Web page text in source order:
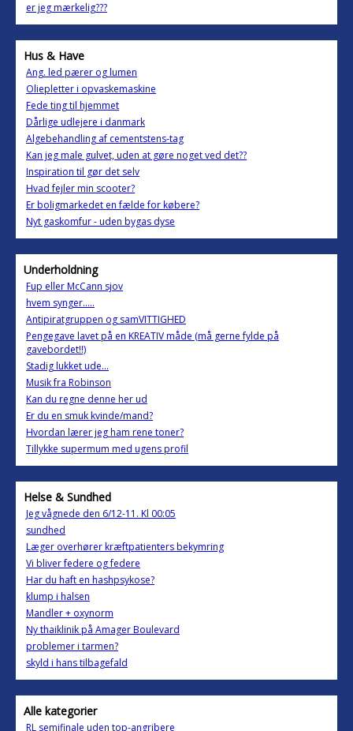
er jeg mærkelig???
Hus & Have
Ang. led pærer og lumen
Oliepletter i opvaskemaskine
Fede ting til hjemmet
Dårlige udlejere i danmark
Algebehandling af cementstens-tag
Kan jeg male gulvet, uden at gøre noget ved det??
Inspiration til gør det selv
Hvad fejler min scooter?
Er boligmarkedet en fælde for købere?
Nyt gaskomfur - uden bygas dyse
Underholdning
Fup eller McCann sjov
hvem synger.....
Antipiratgruppen og samVITTIGHED
Pengegave lavet på en KREATIV måde (må gerne fylde på
gavebordet!!)
Stadig lukket ude...
Musik fra Robinson
Kan du regne denne her ud
Er du en smuk kvinde/mand?
Hvordan lærer jeg ham rene toner?
Tillykke supermum med ugens profil
Helse & Sundhed
Jeg vågnede den 6/12-11. Kl 00:05
sundhed
Læger overhører kræftpatienters bekymring
Vi bliver federe og federe
Har du haft en hashpsykose?
klump i halsen
Mandler + oxynorm
Ny thaiklinik på Amager Boulevard
problemer i tarmen?
skyld i hans tilbagefald
Alle kategorier
RL semifinale uden top-angribere